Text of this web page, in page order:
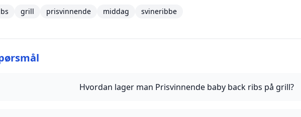
grill prisvinnende middag svineribbe
Hvordan lager man Prisvinnende baby back ribs på grill?